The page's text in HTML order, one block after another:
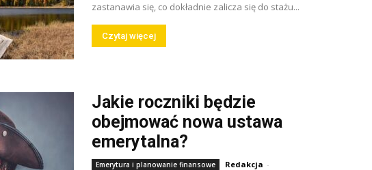
zastanawia się, co dokładnie zalicza się do stażu...
Czytaj więcej
Jakie roczniki będzie
obejmować nowa ustawa
emerytalna?
Emerytura i planowanie finansowe Redakcja -